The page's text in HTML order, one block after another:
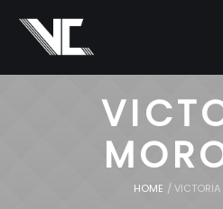
HOME /VICTORIA